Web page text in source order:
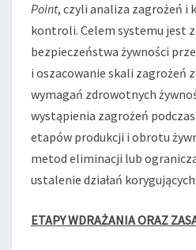
Point, czyli analiza zagrożeń i
kontroli. Celem systemu jest
bezpieczeństwa żywności
i oszacowanie skali zagrożeń
wymagań zdrowotnych
wystąpienia zagrożeń
etapów produkcji i obrotu
metod eliminacji lub
ustalenie działań korygujących.
ETAPY WDRAŻANIA ORAZ